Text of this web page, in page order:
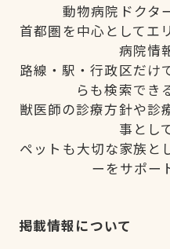
動物病院ドクタ
首都圏を中心としてエ
病院情
路線・駅・行政区だけ
らも検索でき
獣医師の診療方針や診
事とし
ペットも大切な家族と
ーをサポー
掲載情報について